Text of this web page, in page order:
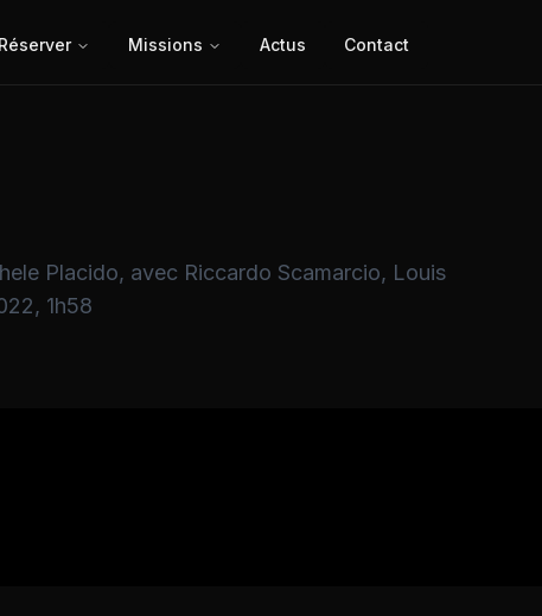
Réserver Missions Actus Contact
Placido, avec Riccardo Scamarcio, Louis
1h58